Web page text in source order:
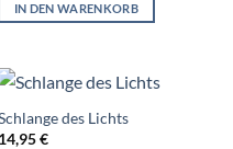
IN DEN WARENKORB
des Lichts
14,95€